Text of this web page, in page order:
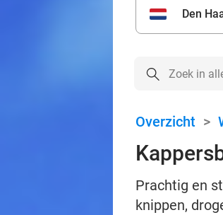
Den
Overzicht >
Prachtig en
knippen,